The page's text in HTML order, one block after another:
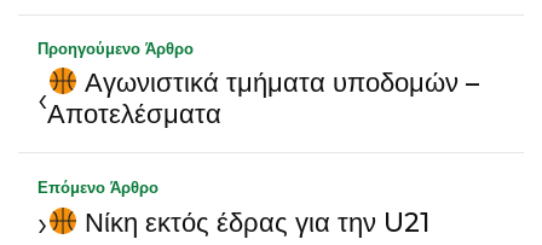
Προηγούμενο Άρθρο
‹
Αγωνιστικά τμήματα υποδομών –
Αποτελέσματα
Επόμενο Άρθρο
› Νίκη εκτός έδρας για την U21